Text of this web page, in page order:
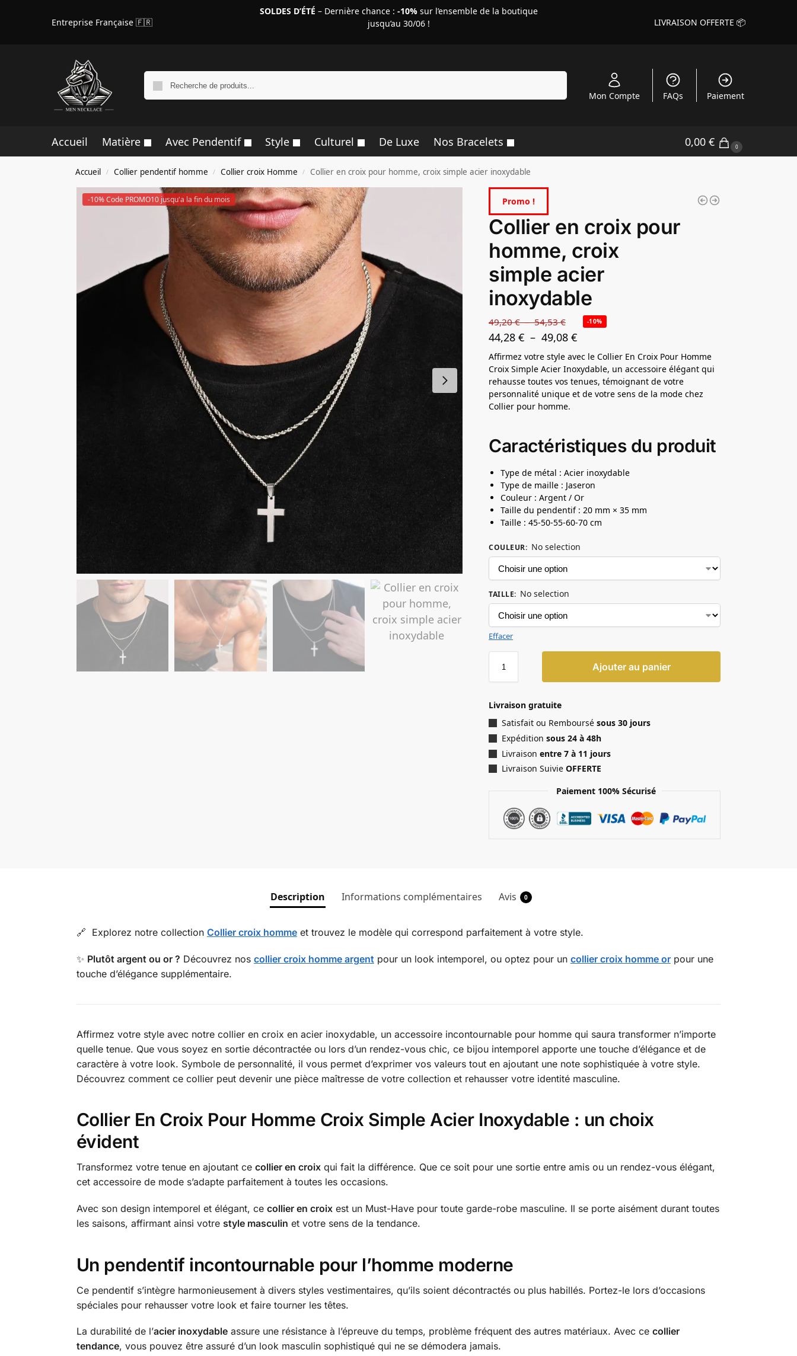
Entreprise Française 🇫🇷
SOLDES D’ÉTÉ – Dernière chance : -10%sur l’ensemble de la boutique
jusqu’au 30/06 !
LIVRAISON OFFERTE 📦
Mon Compte FAQs Paiement
Accueil Matière Avec Pendentif Style Culturel De Luxe Nos Bracelets 0,00 € 0
Accueil / Collier pendentif homme / Collier croix Homme / Collier en croix pour homme, croix simple acier inoxydable
-10% Code PROMO10 jusqu'a la fin du mois Promo !
Collier en croix pour
homme, croix
simple acier
inoxydable
49,20€ – 54,53€
44,28€ – 49,08€
-10%
Affirmez votre style avec le Collier En Croix Pour Homme
Croix Simple Acier Inoxydable, un accessoire élégant qui
rehausse toutes vos tenues, témoignant de votre
personnalité unique et de votre sens de la mode chez
Collier pour homme.
Caractéristiques du produit
Type de métal : Acier inoxydable
Type de maille : Jaseron
Couleur : Argent / Or
Taille du pendentif : 20 mm × 35 mm
Taille : 45-50-55-60-70 cm
COULEUR: No selection
TAILLE: No selection
Effacer
Ajouter au panier
Livraison gratuite
Satisfait ou Remboursésous 30 jours
Expédition sous 24 à 48h
Livraisonentre 7 à 11 jours
Livraison SuivieOFFERTE
Paiement 100% Sécurisé
Description Informations complémentaires Avis 0
🔗 Explorez notre collection Collier croix hommeet trouvez le modèle qui correspond parfaitement à votre style.
✨ Plutôt argent ou or ? Découvrez nos collier croix homme argent pour un look intemporel, ou optez pour un collier croix homme orpour une
touche d’élégance supplémentaire.
Affirmez votre style avec notre collier en croix en acier inoxydable, un accessoire incontournable pour homme qui saura transformer n’importe
quelle tenue. Que vous soyez en sortie décontractée ou lors d’un rendez-vous chic, ce bijou intemporel apporte une touche d’élégance et de
caractère à votre look. Symbole de personnalité, il vous permet d’exprimer vos valeurs tout en ajoutant une note sophistiquée à votre style.
Découvrez comment ce collier peut devenir une pièce maîtresse de votre collection et rehausser votre identité masculine.
Collier En Croix Pour Homme Croix Simple Acier Inoxydable : un choix
évident
Transformez votre tenue en ajoutant ce collier en croixqui fait la différence. Que ce soit pour une sortie entre amis ou un rendez-vous élégant,
cet accessoire de mode s’adapte parfaitement à toutes les occasions.
Avec son design intemporel et élégant, ce collier en croixest un Must-Have pour toute garde-robe masculine. Il se porte aisément durant toutes
les saisons, affirmant ainsi votre style masculin et votre sens de la tendance.
Un pendentif incontournable pour l’homme moderne
Ce pendentif s’intègre harmonieusement à divers styles vestimentaires, qu’ils soient décontractés ou plus habillés. Portez-le lors d’occasions
spéciales pour rehausser votre look et faire tourner les têtes.
La durabilité de l’acier inoxydableassure une résistance à l’épreuve du temps, problème fréquent des autres matériaux. Avec ce collier
tendance, vous pouvez être assuré d’un look masculin sophistiqué qui ne se démodera jamais.